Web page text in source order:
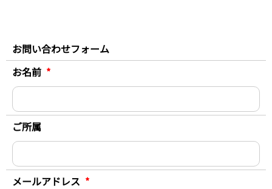
お問い合わせフォーム
お名前 *
ご所属
メールアドレス *